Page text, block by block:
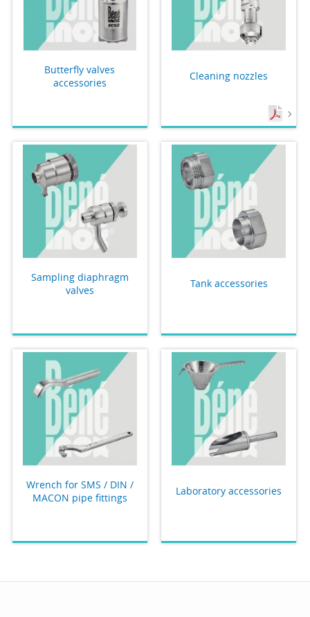
Butterfly valves
accessories
Cleaning nozzles
Sampling diaphragm
valves
Tank accessories
Wrench for SMS / DIN /
MACON pipe fittings
Laboratory accessories